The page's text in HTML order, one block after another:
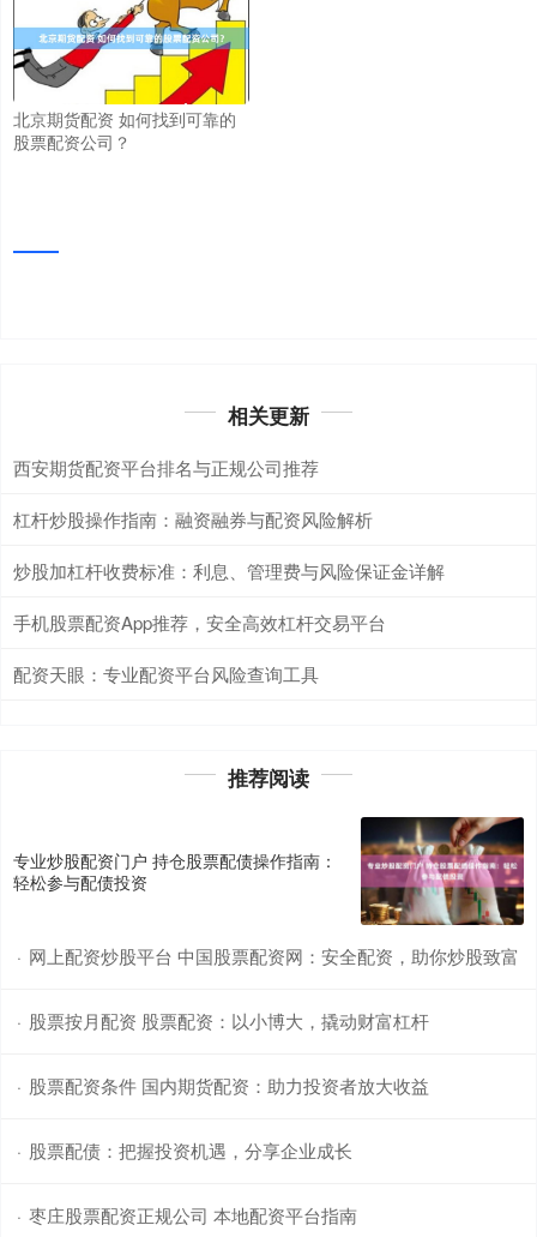
北京期货配资 如何找到可靠的
股票配资公司？
相关更新
西安期货配资平台排名与正规公司推荐
杠杆炒股操作指南：融资融券与配资风险解析
炒股加杠杆收费标准：利息、管理费与风险保证金详解
手机股票配资App推荐，安全高效杠杆交易平台
配资天眼：专业配资平台风险查询工具
推荐阅读
专业炒股配资门户 持仓股票配债操作指南：
轻松参与配债投资
· 网上配资炒股平台 中国股票配资网：安全配资，助你炒股致富
· 股票按月配资 股票配资：以小博大，撬动财富杠杆
· 股票配资条件 国内期货配资：助力投资者放大收益
· 股票配债：把握投资机遇，分享企业成长
· 枣庄股票配资正规公司 本地配资平台指南